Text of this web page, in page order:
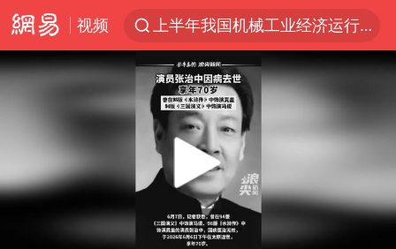
视频
上半年我国机械工业经济运行稳中有进
国防部回应日本试射“战斧”导弹
A股三大股指收涨
泰国校园枪击案死亡人数升至7人
江苏发布台风蓝色预警